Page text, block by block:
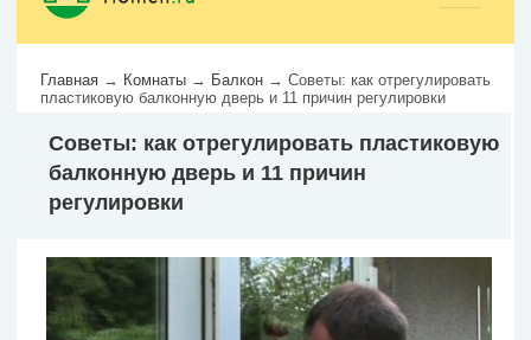
Главная → Комнаты → Балкон → Советы: как отрегулировать
пластиковую балконную дверь и 11 причин регулировки
Советы: как отрегулировать пластиковую
балконную дверь и 11 причин
регулировки